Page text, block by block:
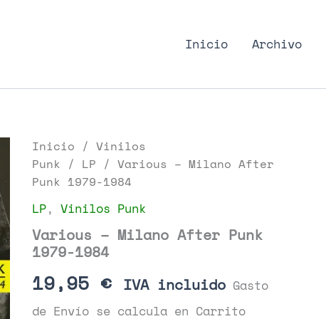
Inicio Archivo
Inicio / Vinilos
Punk / LP / Various – Milano After
Punk 1979-1984
LP, Vinilos Punk
Various – Milano After Punk
1979-1984
19,95 € IVA incluido Gasto
de Envío se calcula en Carrito